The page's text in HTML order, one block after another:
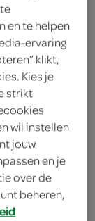
en te helpen
ervaring
klikt,
Kies je
strikt
wil instellen
jouw
en je
over de
beheren,